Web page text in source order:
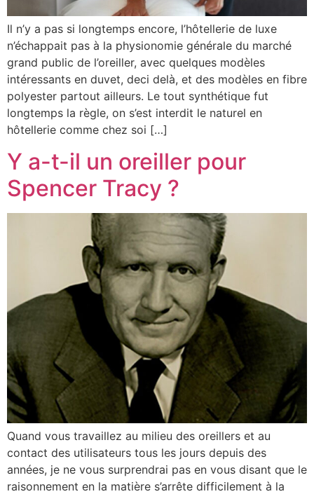
Il n’y a pas si longtemps encore, l’hôtellerie de luxe
n’échappait pas à la physionomie générale du marché
grand public de l’oreiller, avec quelques modèles
intéressants en duvet, deci delà, et des modèles en fibre
polyester partout ailleurs. Le tout synthétique fut
longtemps la règle, on s’est interdit le naturel en
hôtellerie comme chez soi […]
Y a-t-il un oreiller pour
Spencer Tracy ?
Quand vous travaillez au milieu des oreillers et au
contact des utilisateurs tous les jours depuis des
années, je ne vous surprendrai pas en vous disant que le
raisonnement en la matière s’arrête difficilement à la